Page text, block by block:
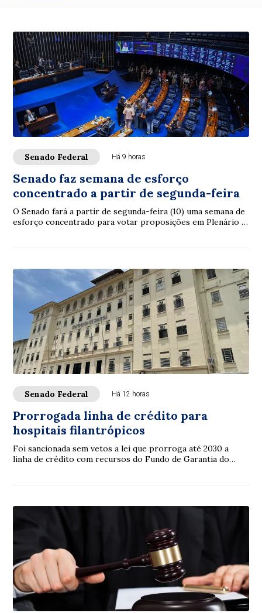
Senado Federal Há 9 horas
Senado faz semana de esforço
concentrado a partir de segunda-feira
O Senado fará a partir de segunda-feira (10) uma semana de
esforço concentrado para votar proposições em Plenário e
Senado Federal Há 12 horas
Prorrogada linha de crédito para
hospitais filantrópicos
Foi sancionada sem vetos a lei que prorroga até 2030 a
linha de crédito com recursos do Fundo de Garantia do